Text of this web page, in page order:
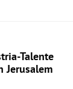
Talente
Jerusalem